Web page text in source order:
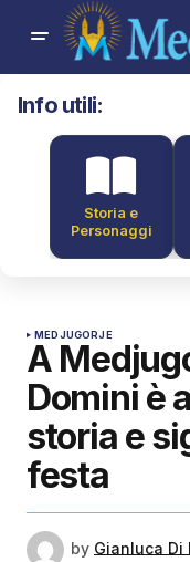
Info utili:
Storia e
Personaggi
MEDJUGORJE
A
Domini è
storia e
festa
by Gianluca Di